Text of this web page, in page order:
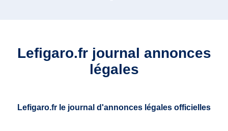
Lefigaro.fr journal annonces
légales
Lefigaro.fr le journal d'annonces légales officielles